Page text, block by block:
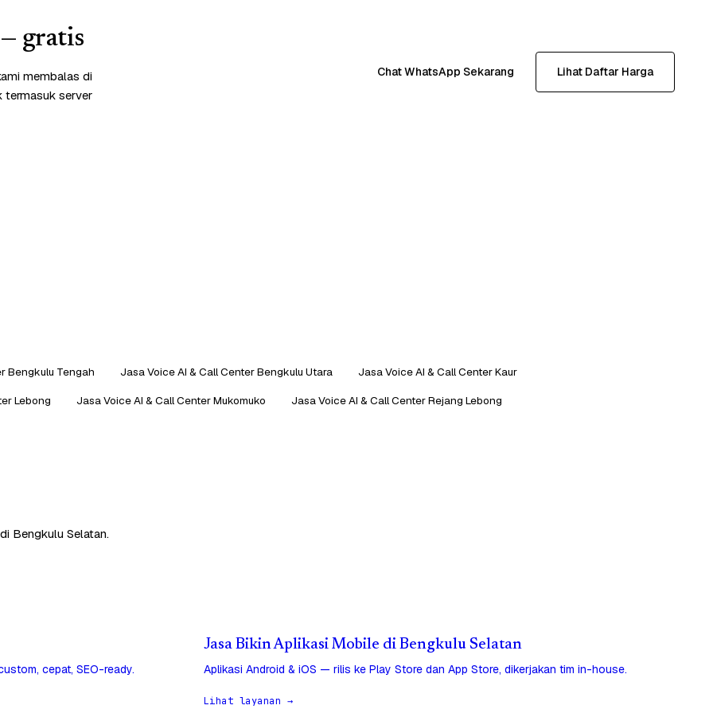
gratis
membalas di
termasuk server
Chat WhatsApp Sekarang Lihat Daftar Harga
Bengkulu Tengah Jasa Voice AI & Call Center Bengkulu Utara
Jasa Voice AI & Call Center Kaur
Lebong
Jasa Voice AI & Call Center Mukomuko Jasa Voice AI & Call Center Rejang Lebong
Bengkulu Selatan.
cepat, SEO-ready.
Jasa Bikin Aplikasi Mobile di Bengkulu Selatan
Aplikasi Android & iOS — rilis ke Play Store dan App Store, dikerjakan tim in-house.
Lihat layanan →